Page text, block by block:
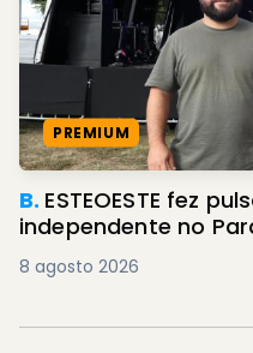
PREMIUM
B. ESTEOESTE fez
independente no
8 agosto 2026